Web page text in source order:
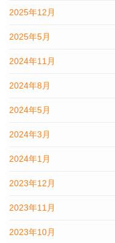
2025年12月
2025年5月
2024年11月
2024年8月
2024年5月
2024年3月
2024年1月
2023年12月
2023年11月
2023年10月